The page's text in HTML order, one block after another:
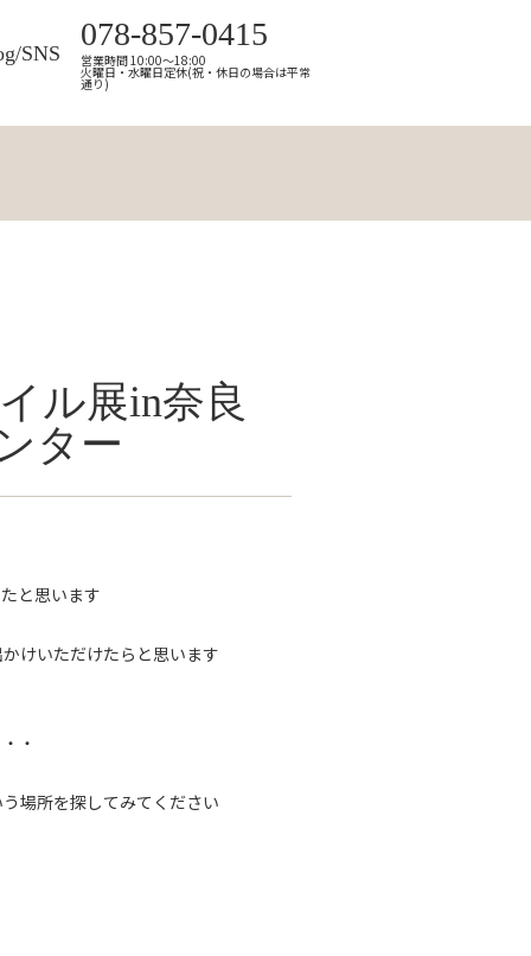
SNS
078-857-0415
営業時間 10:00～18:00
火曜日・水曜日定休(祝・休日の場合は平常
通り)
ル展in奈良
ター
と思います
けいただけたらと思います
・
場所を探してみてください